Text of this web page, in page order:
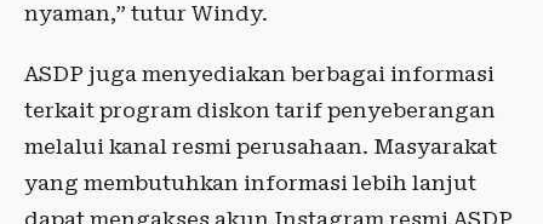
nyaman,” tutur Windy.
ASDP juga menyediakan berbagai informasi
terkait program diskon tarif penyeberangan
melalui kanal resmi perusahaan. Masyarakat
yang membutuhkan informasi lebih lanjut